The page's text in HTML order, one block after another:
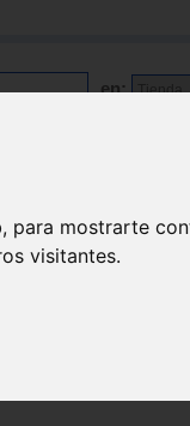
para mostrarte
visitantes.
en: